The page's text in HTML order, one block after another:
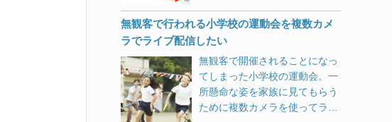
円前後に。パッ […]
圧倒したサービスを無料提供し
て、ライバルを撤退もしくは吸
収したうえで市場を独占して、
十分なアドバンテージができた
ところで有料化」という完璧な
ビジネスモデル。 なんかgifや
mp3と似てるんですけどね。 世
ーのルータは、WSR-
2533DHP（L無し）とかWXR-
2533DHPとか間違い探しみた
いな型番号が多いので、気を付
けてください。 IPoE（IPv6）
には対応していませんが、4ス
トリームで
に対処します。 特定のベンダー
のNVMeデバイスを搭載したシ
ステムの電源回生に関する問題
に対処します。 Intel SSD問題
は対策済み。 東芝バッテリ問題
も対策済みだが6月まで待て
と。 私は4番目のオーディオ・
深く考えもせずRオプション追
加。 rm -R
al （￣▽￣||| … Enter押し
て1秒後に気付きました。
renewalディレクトリごと消し
てしまった…。 全てのドメイン
かったので、先日メインマシン
も手動で導入しました。 以下は
あくまでも個人的な感想です。
Windows Updateが軽くなった
印象です。 全体的な動作がOS
インストール直後のパソコンと
いった感じでキビキビしていま
Contact Form 7の問題ではな
く、Googleが出力しています。
Googleにしてみれば謙虚に右下
を選んだのかもしれませんが、
右下は多くのサイトで「トップ
に戻る」アイコンが表示される
大事な場所です。 （もっとも
無観客で行われる小学校の運動会を複数カメ
ラでライブ配信したい
無観客で開催されることになっ
てしまった小学校の運動会。一
所懸命な姿を家族に見てもらう
ために複数カメラを使ってライ